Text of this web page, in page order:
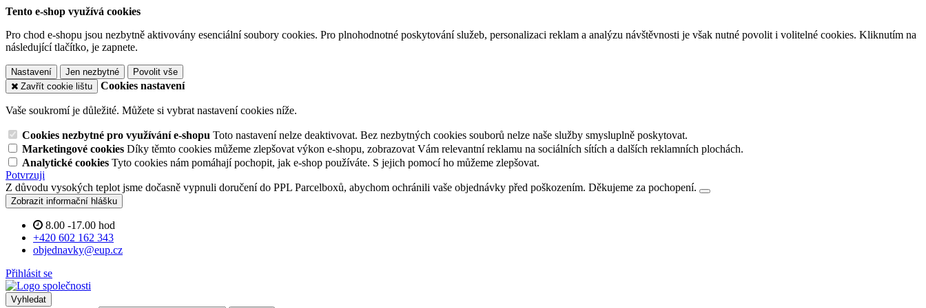
Tento e-shop využívá cookies
Pro chod e-shopu jsou nezbytně aktivovány esenciální soubory cookies. Pro plnohodnotné poskytování služeb, personalizaci reklam a analýzu návštěvnosti je však nutné povolit i volitelné cookies. Kliknutím na
následující tlačítko, je zapnete.
Nastavení Jen nezbytné
Povolit vše
Zavřít cookie lištu
Cookies nastavení
Vaše soukromí je důležité. Můžete si vybrat nastavení cookies níže.
Cookies nezbytné pro využívání e-shopu Toto nastavení nelze deaktivovat. Bez nezbytných cookies souborů nelze naše služby smysluplně poskytovat.
Marketingové cookies Díky těmto cookies můžeme zlepšovat výkon e-shopu, zobrazovat Vám relevantní reklamu na sociálních sítích a dalších reklamních plochách.
Analytické cookies Tyto cookies nám pomáhají pochopit, jak e-shop používáte. S jejich pomocí ho můžeme zlepšovat.
Potvrzuji
Z důvodu vysokých teplot jsme dočasně vypnuli doručení do PPL Parcelboxů, abychom ochránili vaše objednávky před poškozením. Děkujeme za pochopení.
Zobrazit informační hlášku
8.00 -17.00 hod
+420 602 162 343
objednavky@eup.cz
Přihlásit se
Vyhledat